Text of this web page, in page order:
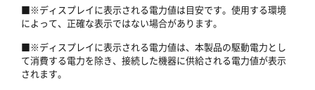
■※ディスプレイに表示される電力値は目安です。使用する環境
によって、正確な表示ではない場合があります。
■※ディスプレイに表示される電力値は、本製品の駆動電力とし
て消費する電力を除き、接続した機器に供給される電力値が表示
されます。